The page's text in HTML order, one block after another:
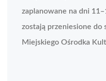
zaplanowane na dni
zostają przeniesione do
Miejskiego Ośrodka